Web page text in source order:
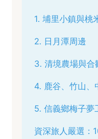
1. 埔里小鎮與桃
2. 日月潭周邊
3. 清境農場與合
4. 鹿谷、竹山、
5. 信義鄉梅子夢
資深旅人嚴選：